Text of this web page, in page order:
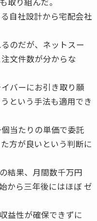
自社設計から宅配会社
のだが、ネットスー
文件数が分からな
バーにお引き取り願
という手法も適用でき
当たりの単価で委託
方が良いという判断に
結果、月間数千万円
から三年後にはほぼ ゼ
益性が確保できずに